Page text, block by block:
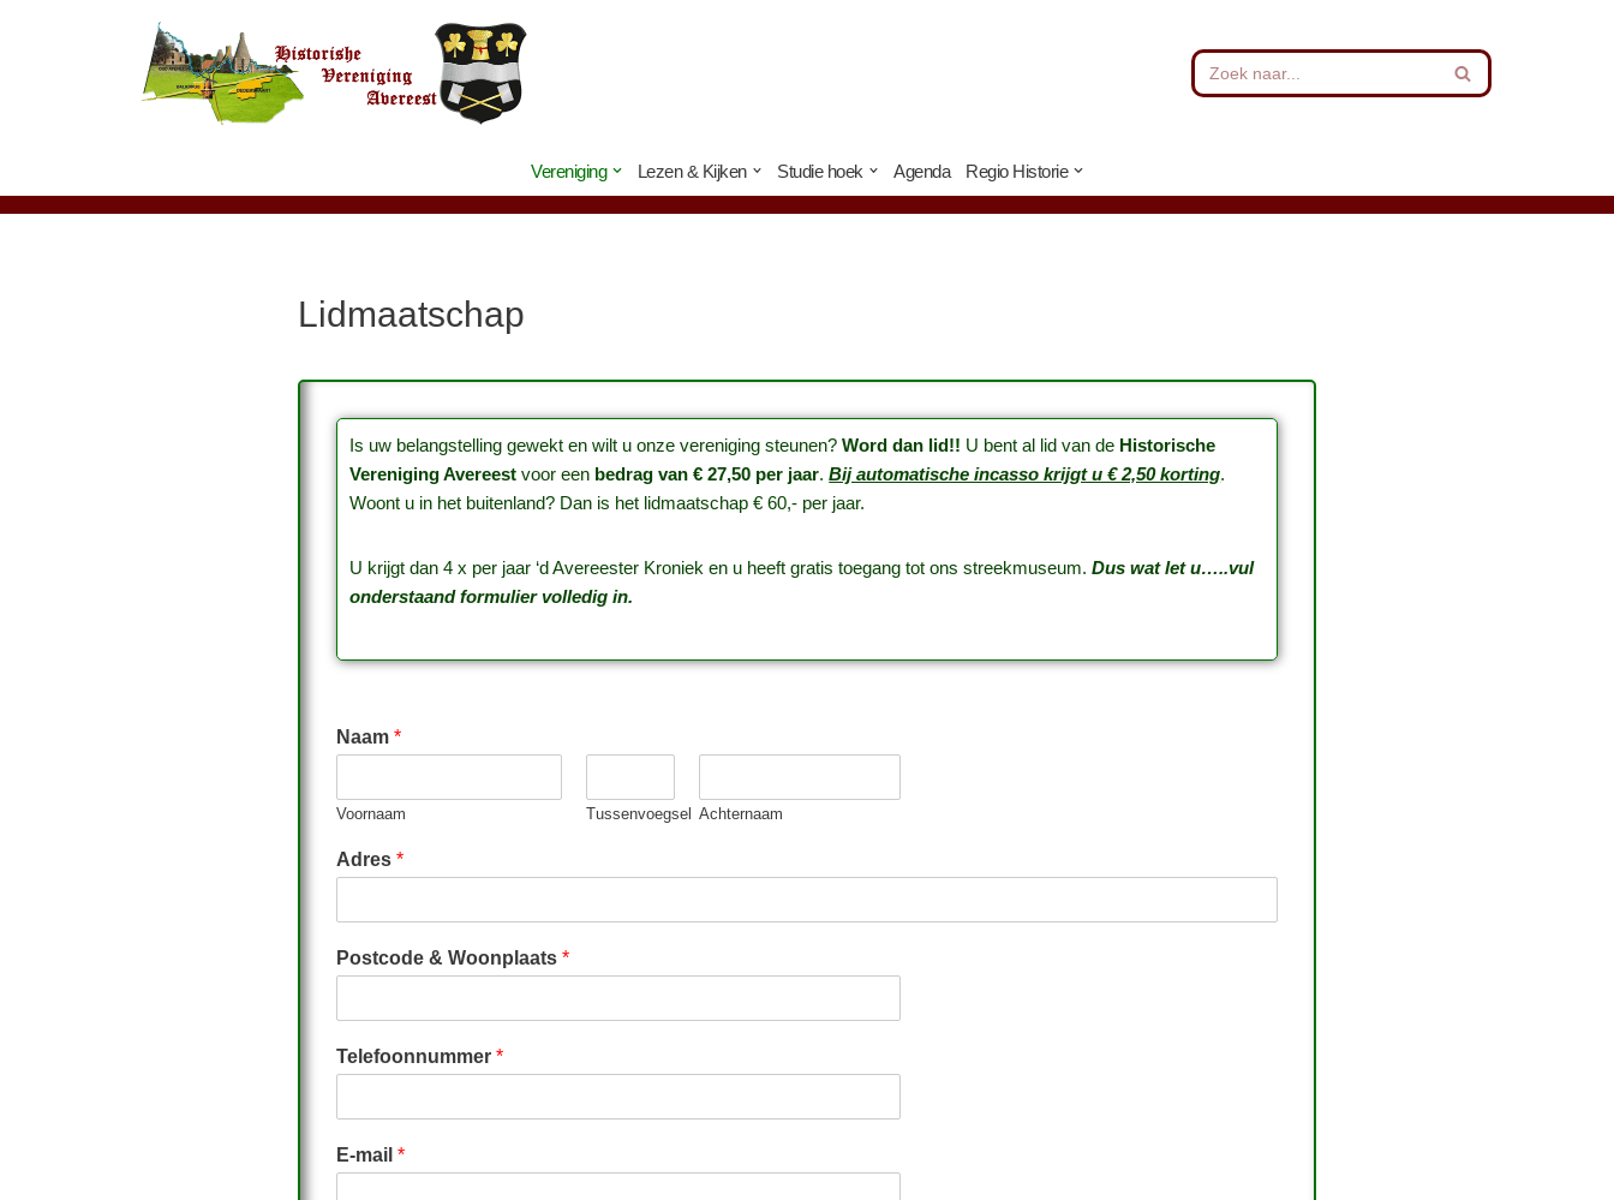
Vereniging
Lezen & Kijken Studie hoek Agenda Regio Historie
Lidmaatschap
Is uw belangstelling gewekt en wilt u onze vereniging steunen?Word dan lid!! U bent al lid van de Historische
Vereniging Avereest voor een bedrag van € 27,50 per jaar.Bij automatische incasso krijgt u € 2,50 korting.
Woont u in het buitenland? Dan is het lidmaatschap € 60,- per jaar.
U krijgt dan 4 x per jaar ‘d Avereester Kroniek en u heeft gratis toegang tot ons streekmuseum.Dus wat let u…..vul
onderstaand formulier volledig in.
Naam*
Voornaam Tussenvoegsel Achternaam
Adres*
Postcode & Woonplaats*
Telefoonnummer*
E-mail*